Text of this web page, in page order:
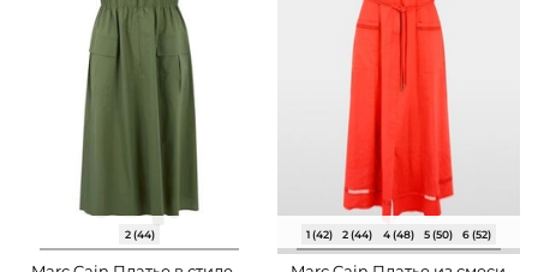
2 (44) 1 (42) 2 (44) 4 (48) 5 (50) 6 (52)